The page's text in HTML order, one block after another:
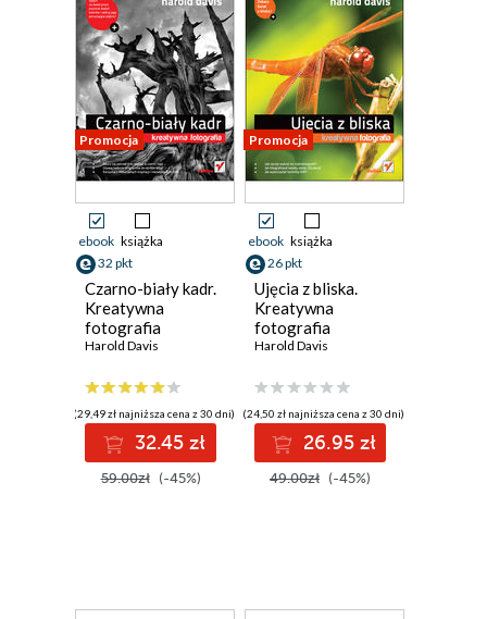
Promocja
ebook książka
32 pkt
Czarno-biały kadr.
Kreatywna
fotografia
Harold Davis
(29,49 zł najniższa cena z 30 dni)
32.45 zł
59.00zł (-45%)
Promocja
ebook książka
26 pkt
Ujęcia z bliska.
Kreatywna
fotografia
Harold Davis
(24,50 zł najniższa cena z 30 dni)
26.95 zł
49.00zł (-45%)